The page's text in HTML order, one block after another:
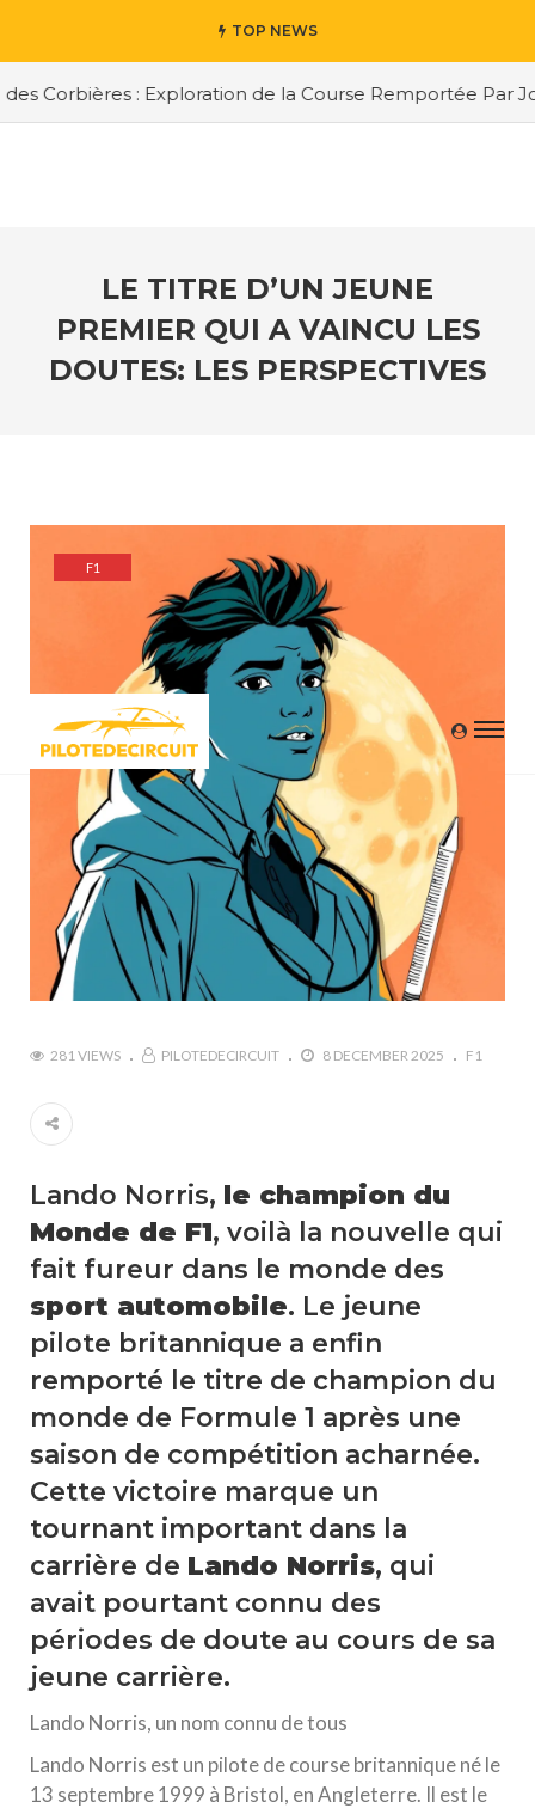
TOP NEWS
Corbières : Exploration de la Course Remportée Par
LE TITRE D’UN JEUNE
PREMIER QUI A VAINCU LES
DOUTES: LES PERSPECTIVES
F1
281 VIEWS PILOTEDECIRCUIT 8 DECEMBER 2025 F1
Lando Norris, le champion du
Monde de F1, voilà la nouvelle qui
fait fureur dans le monde des
sport automobile. Le jeune
pilote britannique a enfin
remporté le titre de champion du
monde de Formule 1 après une
saison de compétition acharnée.
Cette victoire marque un
tournant important dans la
carrière de Lando Norris, qui
avait pourtant connu des
périodes de doute au cours de sa
jeune carrière.
Lando Norris, un nom connu de tous
Lando Norris est un pilote de course britannique né le
13 septembre 1999 à Bristol, en Angleterre. Il est le